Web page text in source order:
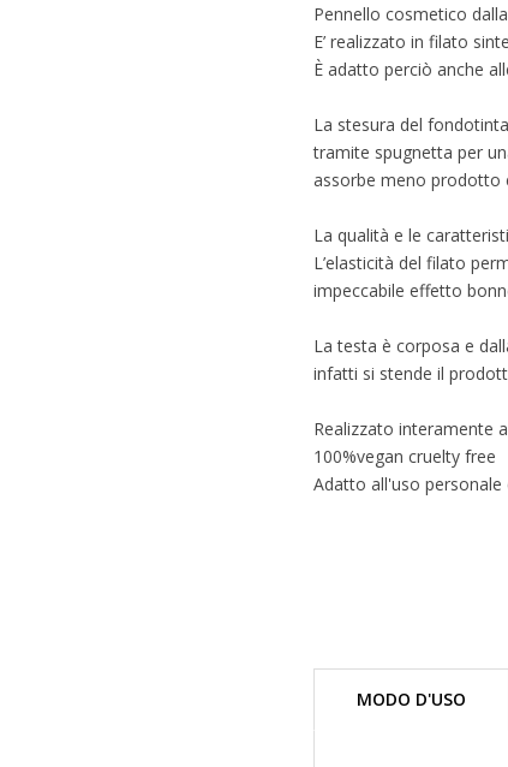
Pennello cosmetico
E’ realizzato in filato
È adatto perciò anche
La stesura del
tramite spugnetta per
assorbe meno prodotto
La qualità e le
L’elasticità del filato
impeccabile effetto
La testa è corposa e
infatti si stende il
Realizzato interamente
100%vegan cruelty free
Adatto all'uso personale
MODO D'USO